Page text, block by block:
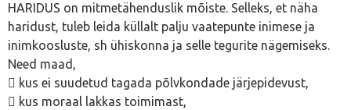
HARIDUS on mitmetähenduslik mõiste. Selleks, et näha
haridust, tuleb leida küllalt palju vaatepunte inimese ja
inimkoosluste, sh ühiskonna ja selle tegurite nägemiseks.
Need maad,
 kus ei suudetud tagada põlvkondade järjepidevust,
 kus moraal lakkas toimimast,